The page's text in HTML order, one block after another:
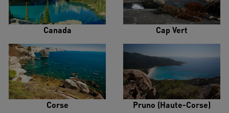
Canada Cap Vert
Corse Pruno (Haute-Corse)